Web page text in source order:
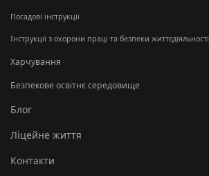
Посадові інструкції
Інструкції з охорони праці та безпеки життєдіяльності
Харчування
Безпекове освітнє середовище
Блог
Ліцейне життя
Контакти